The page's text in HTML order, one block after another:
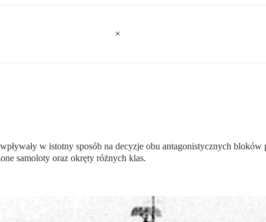
w istotny sposób na decyzje obu antagonistycznych
samoloty oraz okręty różnych klas.